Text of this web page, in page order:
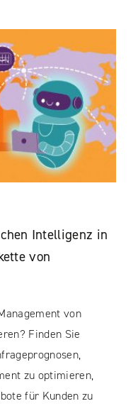
Intelligenz in
von
von
Finden Sie
zu optimieren,
für Kunden zu